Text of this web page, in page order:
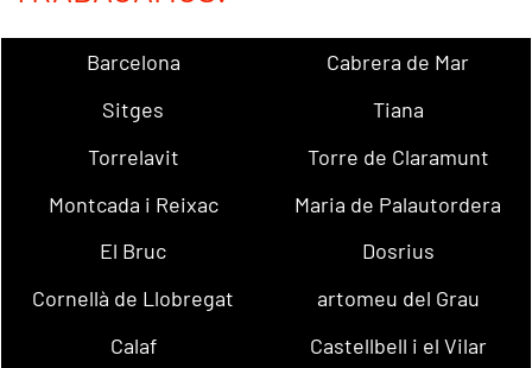
Barcelona
Cabrera de Mar
Sitges
Tiana
Torrelavit
Torre de Claramunt
Montcada i Reixac
Maria de Palautordera
El Bruc
Dosrius
Cornellà de Llobregat
artomeu del Grau
Calaf
Castellbell i el Vilar